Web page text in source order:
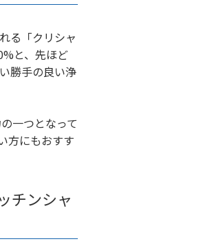
る「クリシャ
と、先ほど
勝手の良い浄
一つとなって
方にもおすす
チンシャ